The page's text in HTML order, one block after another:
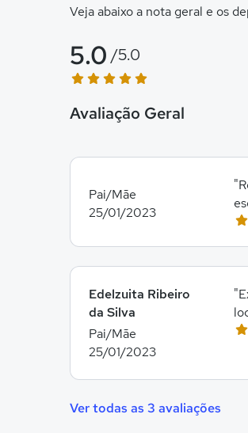
Veja abaixo a nota geral e os
Avaliação Geral
5.0 /5.0
Pai/Mãe
25/01/2023
Edelzuita Ribeiro
da Silva
Pai/Mãe
25/01/2023
Ver todas as 3 avaliações